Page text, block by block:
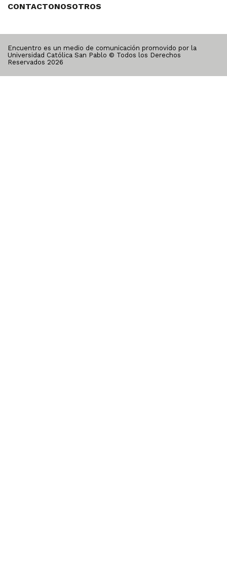
CONTACTONOSOTROS
Encuentro es un medio de comunicación promovido por la
Universidad Católica San Pablo © Todos los Derechos
Reservados 2026